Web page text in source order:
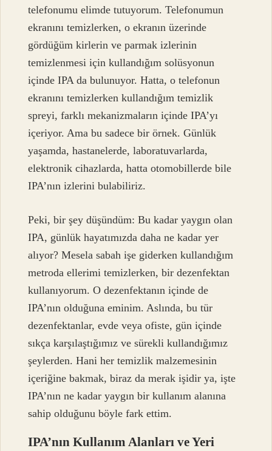
telefonumu elimde tutuyorum. Telefonumun
ekranını temizlerken, o ekranın üzerinde
gördüğüm kirlerin ve parmak izlerinin
temizlenmesi için kullandığım solüsyonun
içinde IPA da bulunuyor. Hatta, o telefonun
ekranını temizlerken kullandığım temizlik
spreyi, farklı mekanizmaların içinde IPA’yı
içeriyor. Ama bu sadece bir örnek. Günlük
yaşamda, hastanelerde, laboratuvarlarda,
elektronik cihazlarda, hatta otomobillerde bile
IPA’nın izlerini bulabiliriz.
Peki, bir şey düşündüm: Bu kadar yaygın olan
IPA, günlük hayatımızda daha ne kadar yer
alıyor? Mesela sabah işe giderken kullandığım
metroda ellerimi temizlerken, bir dezenfektan
kullanıyorum. O dezenfektanın içinde de
IPA’nın olduğuna eminim. Aslında, bu tür
dezenfektanlar, evde veya ofiste, gün içinde
sıkça karşılaştığımız ve sürekli kullandığımız
şeylerden. Hani her temizlik malzemesinin
içeriğine bakmak, biraz da merak işidir ya, işte
IPA’nın ne kadar yaygın bir kullanım alanına
sahip olduğunu böyle fark ettim.
IPA’nın Kullanım Alanları ve Yeri